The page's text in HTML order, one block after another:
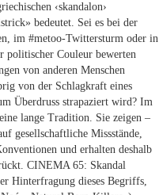
‹skandalon›
bedeutet. Sei es bei der
im #metoo-Twittersturm oder in
politischer Couleur bewerten
von anderen Menschen
von der Schlagkraft eines
Überdruss strapaziert wird? Im
lange Tradition. Sie zeigen –
gesellschaftliche Missstände,
und erhalten deshalb
CINEMA 65: Skandal
Hinterfragung dieses Begriffs,